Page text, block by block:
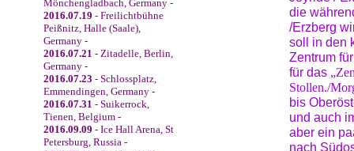
die
/Erzberg
soll in den
Zentrum
für das
Stollen./
bis
und auch
aber ein
nach
Mönchengladbach, Germany -
2016.07.19 - Freilichtbühne
Peißnitz, Halle (Saale),
Germany -
2016.07.21 - Zitadelle, Berlin,
Germany -
2016.07.23 - Schlossplatz,
Emmendingen, Germany -
2016.07.31 - Suikerrock,
Tienen, Belgium -
2016.09.09 - Ice Hall Arena, St
Petersburg, Russia -